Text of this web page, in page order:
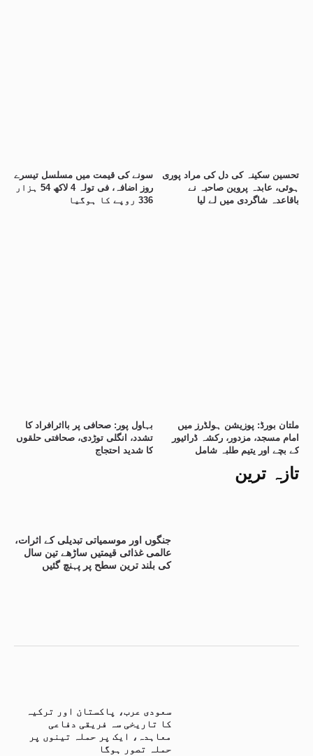
تازہ ترین
جنگوں اور موسمیاتی تبدیلی کے اثرات،
عالمی غذائی قیمتیں ساڑھے تین سال
کی بلند ترین سطح پر پہنچ گئیں
سعودی عرب، پاکستان اور ترکیہ
کا تاریخی سہ فریقی دفاعی
معاہدہ، ایک پر حملہ تینوں پر
حملہ تصور ہوگا
سونے کی قیمت میں مسلسل تیسرے
روز اضافہ، فی تولہ 4 لاکھ 54 ہزار
336 روپے کا ہوگیا
تحسین سکینہ کی دل کی مراد پوری
ہوئی، عابدہ پروین صاحبہ نے
باقاعدہ شاگردی میں لے لیا
بہاول پور: صحافی پر بااثرافراد کا
تشدد، انگلی توڑدی، صحافتی حلقوں
کا شدید احتجاج
ملتان بورڈ: پوزیشن ہولڈرز میں
امام مسجد، مزدور، رکشہ ڈرائیور
کے بچے اور یتیم طلبہ شامل